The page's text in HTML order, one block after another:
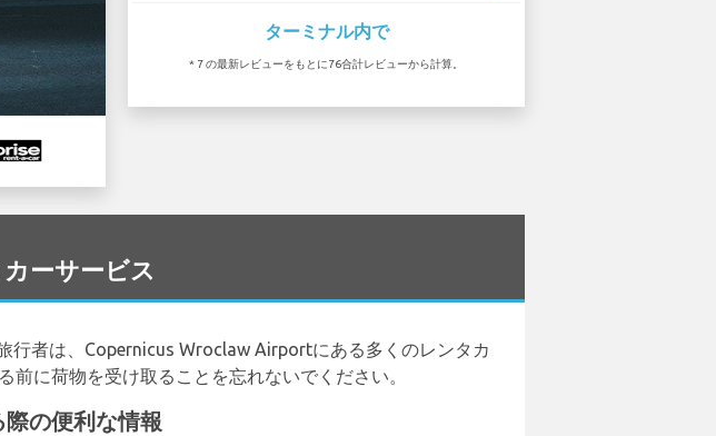
ターミナル内で
* 7 の最新レビューをもとに76合計レビューから計算。
ーサービス
者は、Copernicus Wroclaw Airportにある多くのレンタカ
に荷物を受け取ることを忘れないでください。
の便利な情報